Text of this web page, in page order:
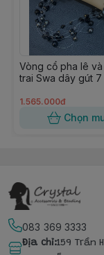
Vòng cổ pha lê
trai Swa dây gút 7
1.565.000đ
Chọn
083 369 3333
Địa chỉ:159 Trần